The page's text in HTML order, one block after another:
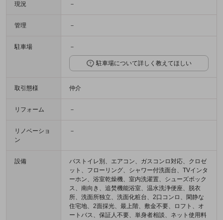
現況 －
管理 －
駐車場 －
駐車場について詳しく教えてほしい
取引態様 仲介
リフォーム －
リノベーショ
ン
－
設備
バストイレ別、エアコン、ガスコンロ対応、クロゼ
ット、フローリング、シャワー付洗面台、TVインタ
ーホン、浴室乾燥機、室内洗濯置、シューズボック
ス、南向き、追焚機能浴室、温水洗浄便座、脱衣
所、洗面所独立、洗面化粧台、2口コンロ、閑静な
住宅地、2面採光、最上階、敷金不要、ロフト、オ
ートバス、保証人不要、単身者相談、ネット使用料